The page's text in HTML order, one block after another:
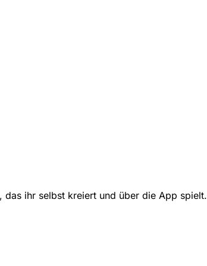
das ihr selbst kreiert und über die App spielt.